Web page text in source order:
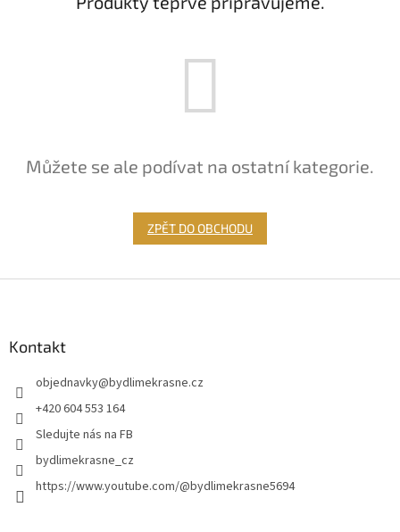
Můžete se ale podívat na ostatní kategorie.
ZPĚT DO OBCHODU
Kontakt
objednavky@bydlimekrasne.cz
+420 604 553 164
Sledujte nás na FB
bydlimekrasne_cz
https://www.youtube.com/@bydlimekrasne5694